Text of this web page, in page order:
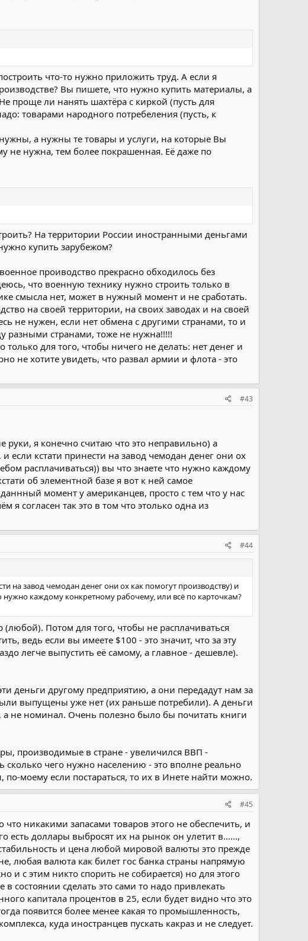
что-то нужно приложить труд. А если я
Вы пишете, что нужно купить материалы, а
проще ли нанять шахтёра с киркой (пусть для
товарами народного потребеления (пусть, к
а нужны те товары и услуги, на которые Вы
не нужна, тем более покрашенная. Её даже по
На территории России иностранными деньгами
купить зарубежом?
проиводство прекрасно обходилось без
что военную технику нужно строить только в
смысла нет, может в нужный момент и не сработать.
на своей территории, на своих заводах и на своей
не нужен, если нет обмена с другими странами, то и
разными странами, тоже не нужна!!!!!
для того, чтобы ничего не делать: нет денег и
не хотите увидеть, что развал армии и флота - это
#43
руки, я конечно считаю что это неправильно) а
если кстати принести на завод чемодан денег они ох
расплачиваться)) вы что знаете что нужно каждому
об элементной базе я вот к ней самое
момент у американцев, просто с тем что у нас
я согласен так это в том что этолько одна из
#44
на завод чемодан денег они ох как помогут производству) и
нужно каждому конкретному рабочему, или всё по карточкам?
Потом для того, чтобы не расплачиваться
ведь если вы имеете $100 - это значит, что за эту
легче выпустить её самому, а главное - дешевле).
деньги другому предприятию, а они передадут нам за
выпущены уже нет (их раньше потребили). А деньги
а не номинал. Очень полезно было бы почитать книги
производимые в стране - увеличился ВВП -
чего нужно населению - это вполне реально
по-моему если постараться, то их в Инете найти можно.
#45
никакими запасами товаров этого не обеспечить, и
есть доллары выбросят их на рынок он улетит в......,
и цена любой мировой валюты это прежде
любая валюта как билет гос банка страны напрямую
и с этим никто спорить не собирается) но для этого
состоянии сделать это сами то надо привлекать
капитала процентов в 25, если будет видно что это
появится более менее какая то промышленность,
куда иностранцев пускать какраз и не следует.